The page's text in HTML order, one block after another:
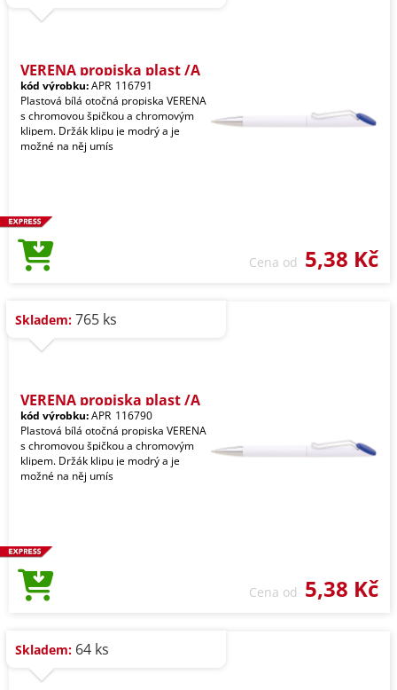
VERENA propiska plast /A
kód výrobku:APR_116791
Plastová bílá otočná propiska VERENA
s chromovou špičkou a chromovým
klipem. Držák klipu je modrý a je
možné na něj umís
Cena od 5,38 Kč
Skladem: 765 ks
VERENA propiska plast /A
kód výrobku:APR_116790
Plastová bílá otočná propiska VERENA
s chromovou špičkou a chromovým
klipem. Držák klipu je modrý a je
možné na něj umís
Cena od 5,38 Kč
Skladem: 64 ks